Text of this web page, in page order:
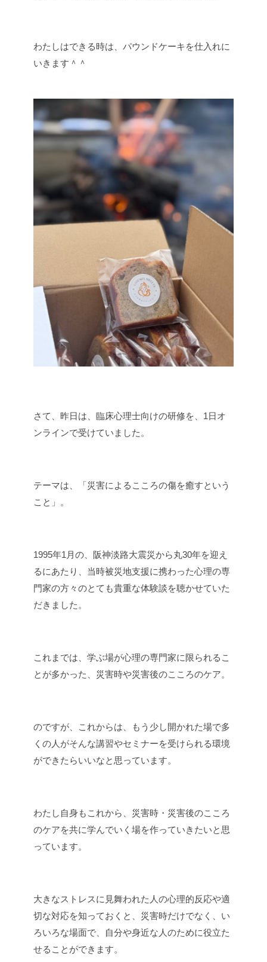
わたしはできる時は、パウンドケーキを仕入れに
いきます＾＾
さて、昨日は、臨床心理士向けの研修を、1日オ
ンラインで受けていました。
テーマは、「災害によるこころの傷を癒すという
こと」。
1995年1月の、阪神淡路大震災から丸30年を迎え
るにあたり、当時被災地支援に携わった心理の専
門家の方々のとても貴重な体験談を聴かせていた
だきました。
これまでは、学ぶ場が心理の専門家に限られるこ
とが多かった、災害時や災害後のこころのケア。
のですが、これからは、もう少し開かれた場で多
くの人がそんな講習やセミナーを受けられる環境
ができたらいいなと思っています。
わたし自身もこれから、災害時・災害後のこころ
のケアを共に学んでいく場を作っていきたいと 思
っています。
大きなストレスに見舞われた人の心理的反応や適
切な対応を知っておくと、災害時だけでなく、い
ろいろな場面で、自分や身近な人のために役立た
せることができます。